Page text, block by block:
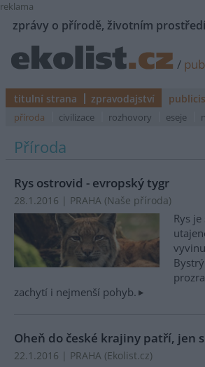
reklama
zprávy o přírodě, životním
/
titulní strana zpravodajství
příroda civilizace rozhovory eseje
Příroda
Rys ostrovid - evropský tygr
28.1.2016 | PRAHA (Naše příroda)
Rys
zachytí i nejmenší pohyb.
Oheň do české krajiny patří, jen
22.1.2016 | PRAHA (Ekolist.cz)